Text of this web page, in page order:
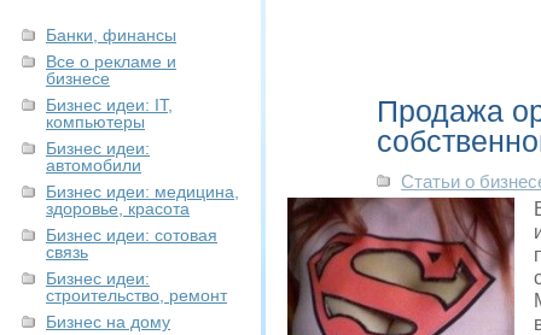
Банки, финансы
Все о рекламе и
бизнесе
Бизнес идеи: IT,
компьютеры
Бизнес идеи:
автомобили
Бизнес идеи: медицина,
здоровье, красота
Бизнес идеи: сотовая
связь
Бизнес идеи:
строительство, ремонт
Бизнес на дому
Продажа
Статьи о